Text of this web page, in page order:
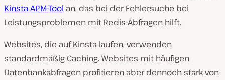
Kinsta APM-Tool an, das bei der Fehlersuche bei
Leistungsproblemen mit Redis-Abfragen hilft.
Websites, die auf Kinsta laufen, verwenden
standardmäßig Caching. Websites mit häufigen
Datenbankabfragen profitieren aber dennoch stark von